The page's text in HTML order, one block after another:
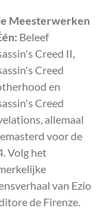
Meesterwerken
Beleef
Creed II,
Creed
en
Creed
allemaal
voor de
Volg het
van Ezio
de Firenze.